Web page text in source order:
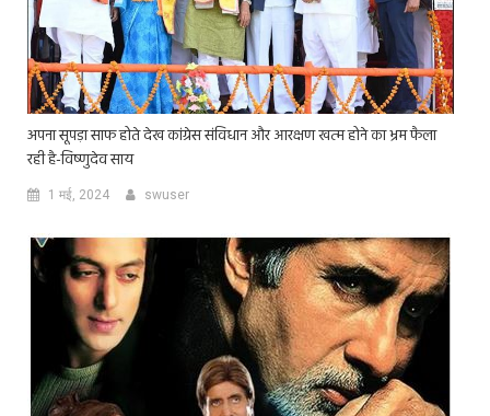
अपना सूपड़ा साफ होते देख कांग्रेस संविधान और आरक्षण खत्म होने का भ्रम फैला
रही है-विष्णुदेव साय
1 मई, 2024 swuser